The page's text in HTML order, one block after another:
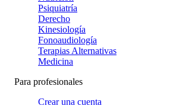
Psiquiatría
Derecho
Kinesiología
Fonoaudiología
Terapias Alternativas
Medicina
Para profesionales
Crear una cuenta